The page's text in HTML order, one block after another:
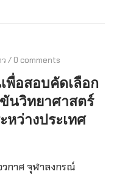
/ 0 comments
พื่อสอบคัดเลือก
นวิทยาศาสตร์
ว่างประเทศ
วกาศ จุฬาลงกรณ์